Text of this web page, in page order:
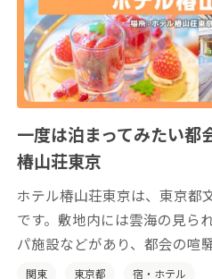
一度は泊まってみたい都
椿山荘東京
ホテル椿山荘東京は、東京都
です。敷地内には雲海の見ら
パ施設などがあり、都会の喧
時間をお過ごしいただけます。
関東 東京都 宿・ホテル